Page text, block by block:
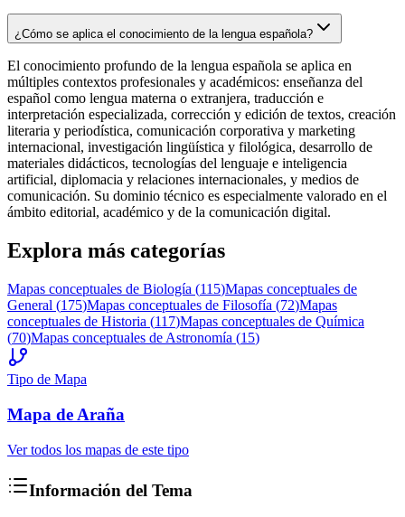
¿Cómo se aplica el conocimiento de la lengua española?
El conocimiento profundo de la lengua española se aplica en
múltiples contextos profesionales y académicos: enseñanza del
español como lengua materna o extranjera, traducción e
interpretación especializada, corrección y edición de textos, creación
literaria y periodística, comunicación corporativa y marketing
internacional, investigación lingüística y filológica, desarrollo de
materiales didácticos, tecnologías del lenguaje e inteligencia
artificial, diplomacia y relaciones internacionales, y medios de
comunicación. Su dominio técnico es especialmente valorado en el
ámbito editorial, académico y de la comunicación digital.
Explora más categorías
Mapas conceptuales de Biología (115)Mapas conceptuales de
General (175)Mapas conceptuales de Filosofía (72)Mapas
conceptuales de Historia (117)Mapas conceptuales de Química
(70)Mapas conceptuales de Astronomía (15)
Tipo de Mapa
Mapa de Araña
Ver todos los mapas de este tipo
Información del Tema